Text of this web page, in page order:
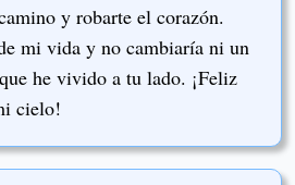
y robarte el corazón.
mi vida y no cambiaría ni un
he vivido a tu lado. ¡Feliz
cielo!